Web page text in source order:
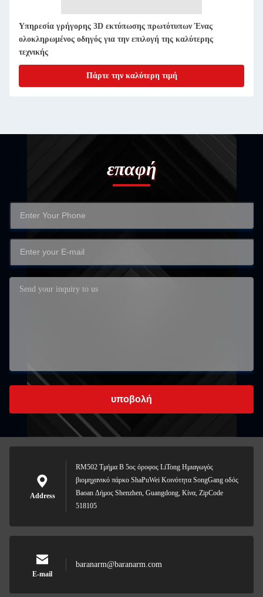
STL 3D εκτύπωση υπηρεσίες ταχείας πρωτότυπησης
Πάρτε την καλύτερη τιμή
επαφή
υποβολή
Address
RM502 Τμήμα Β 5ος όροφος LiTong Ημιαγωγός
βιομηχανικό πάρκο ShaPuWei Κοινότητα SongGang οδός
Baoan Δήμος Shenzhen, Guangdong, Κίνα, ZipCode
518105
E-mail
baranarm@baranarm.com